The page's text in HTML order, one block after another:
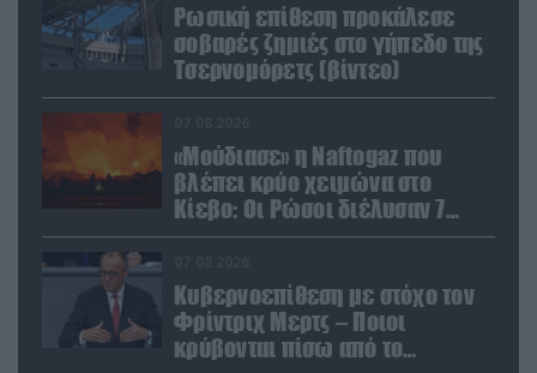
Ρωσική επίθεση προκάλεσε
σοβαρές ζημιές στο γήπεδο της
Τσερνομόρετς (βίντεο)
«Μούδιασε» η Naftogaz που
βλέπει κρύο χειμώνα στο
Κίεβο: Οι Ρώσοι διέλυσαν 7
εγκαταστάσεις του ουκρανικού
Κυβερνοεπίθεση με στόχο τον
Φρίντριχ Μερτς – Ποιοι
κρύβονται πίσω από το